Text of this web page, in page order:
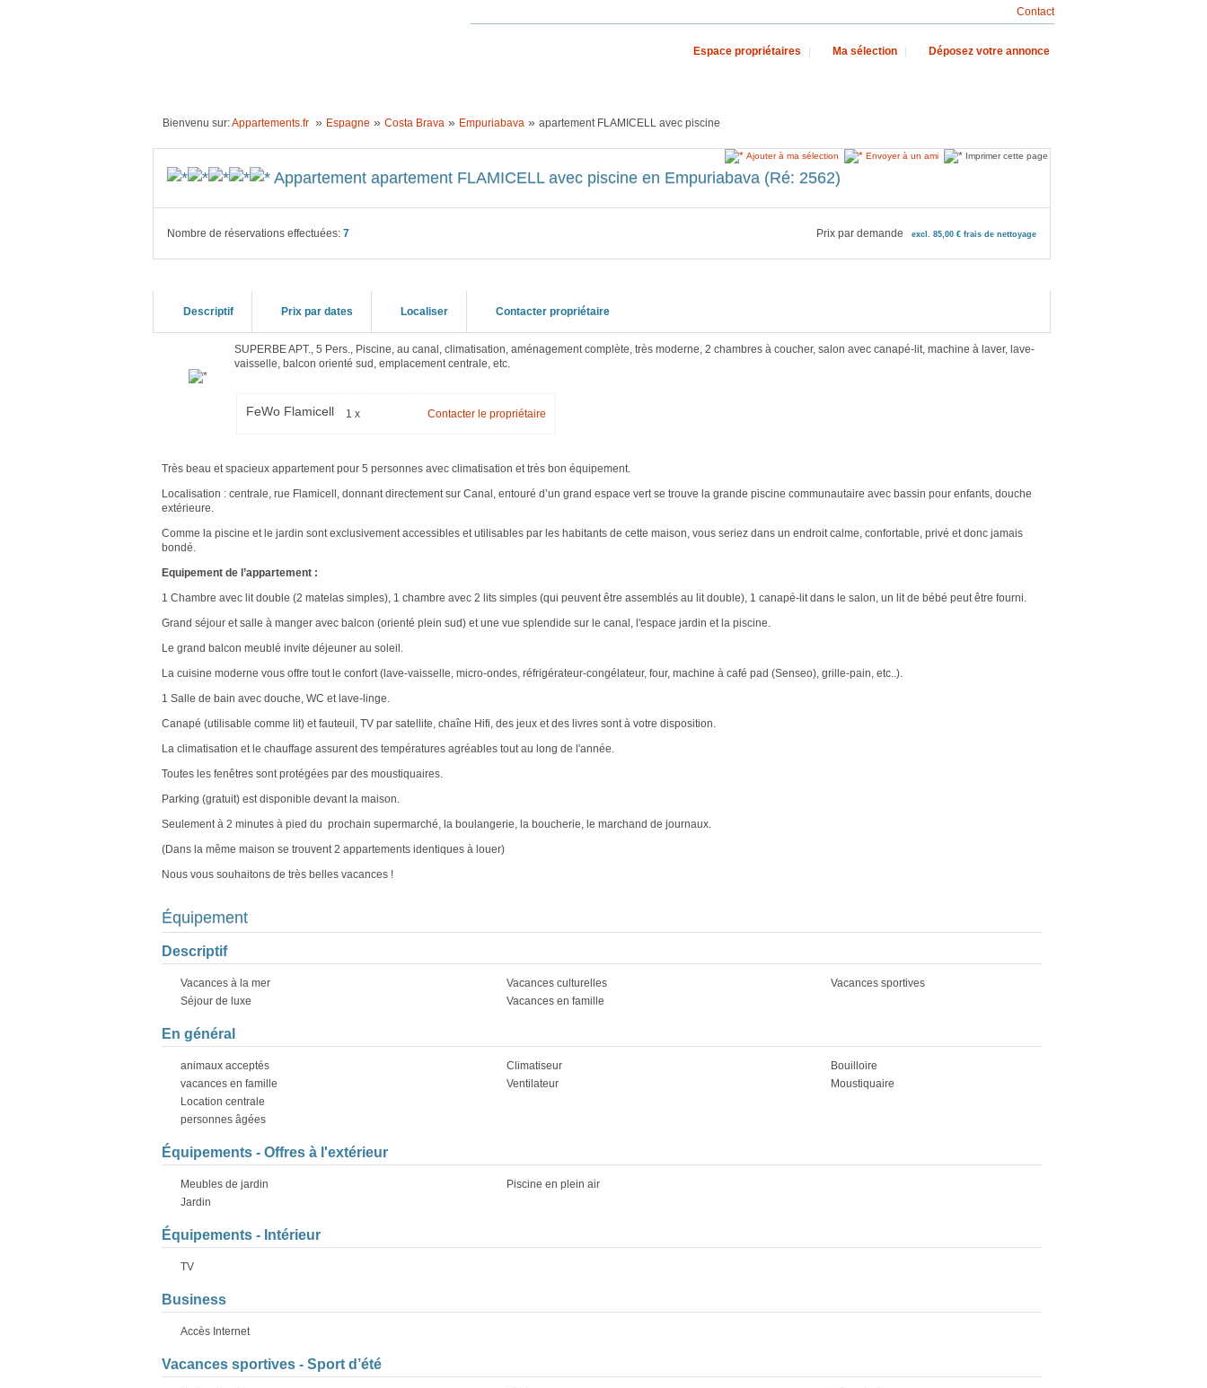
Contact
Espace propriétaires Ma sélection Déposez votre annonce
Bienvenu sur:Appartements.fr » Espagne » Costa Brava » Empuriabava » apartement FLAMICELL avec piscine
Ajouter à ma sélection Envoyer à un ami Imprimer cette page
Appartement apartement FLAMICELL avec piscine en Empuriabava (Ré: 2562)
Nombre de réservations effectuées: 7 Prix par demande excl. 85,00 € frais de nettoyage
Descriptif Prix par dates Localiser Contacter propriétaire
SUPERBE APT., 5 Pers., Piscine, au canal, climatisation, aménagement complète, très moderne, 2 chambres à coucher, salon avec canapé-lit, machine à laver, lave-
vaisselle, balcon orienté sud, emplacement centrale, etc.
FeWo Flamicell 1 x Contacter le propriétaire
Très beau et spacieux appartement pour 5 personnes avec climatisation et très bon équipement.
Localisation : centrale, rue Flamicell, donnant directement sur Canal, entouré d’un grand espace vert se trouve la grande piscine communautaire avec bassin pour enfants, douche
extérieure.
Comme la piscine et le jardin sont exclusivement accessibles et utilisables par les habitants de cette maison, vous seriez dans un endroit calme, confortable, privé et donc jamais
bondé.
Equipement de l’appartement :
1 Chambre avec lit double (2 matelas simples), 1 chambre avec 2 lits simples (qui peuvent être assemblés au lit double), 1 canapé-lit dans le salon, un lit de bébé peut être fourni.
Grand séjour et salle à manger avec balcon (orienté plein sud) et une vue splendide sur le canal, l'espace jardin et la piscine.
Le grand balcon meublé invite déjeuner au soleil.
La cuisine moderne vous offre tout le confort (lave-vaisselle, micro-ondes, réfrigérateur-congélateur, four, machine à café pad (Senseo), grille-pain, etc..).
1 Salle de bain avec douche, WC et lave-linge.
Canapé (utilisable comme lit) et fauteuil, TV par satellite, chaîne Hifi, des jeux et des livres sont à votre disposition.
La climatisation et le chauffage assurent des températures agréables tout au long de l'année.
Toutes les fenêtres sont protégées par des moustiquaires.
Parking (gratuit) est disponible devant la maison.
Seulement à 2 minutes à pied du prochain supermarché, la boulangerie, la boucherie, le marchand de journaux.
(Dans la même maison se trouvent 2 appartements identiques à louer)
Nous vous souhaitons de très belles vacances !
Équipement
Descriptif
Vacances à la mer
Séjour de luxe
Vacances culturelles
Vacances en famille
Vacances sportives
En général
animaux acceptés
vacances en famille
Location centrale
personnes âgées
Climatiseur
Ventilateur
Bouilloire
Moustiquaire
Équipements - Offres à l'extérieur
Meubles de jardin
Jardin
Piscine en plein air
Équipements - Intérieur
TV
Business
Accès Internet
Vacances sportives - Sport d’été